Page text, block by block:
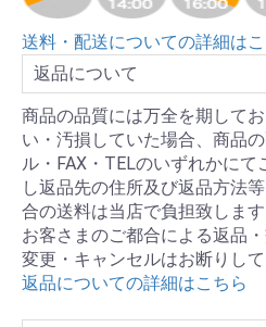
送料・配送についての詳細は
返品について
商品の品質には万全を期して
い・汚損していた場合、商品
ル・FAX・TELのいずれかにて
し返品先の住所及び返品方法
合の送料は当店で負担致しま
お客さまのご都合による返品
変更・キャンセルはお断りして
返品についての詳細はこちら